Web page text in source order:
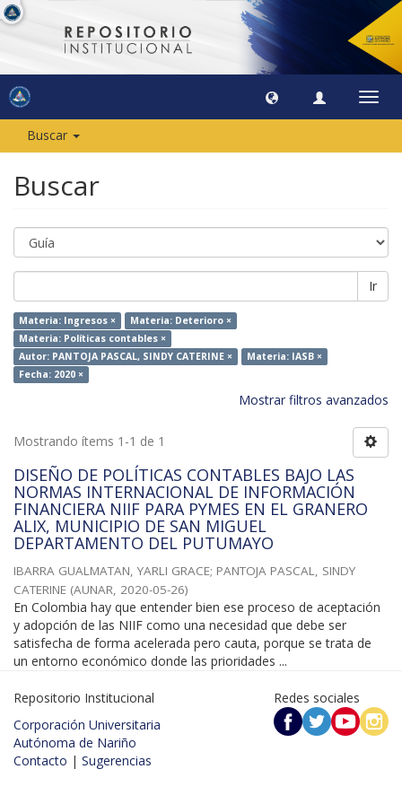
Buscar
Buscar
Ir
Materia: Ingresos ×
Materia: Deterioro ×
Materia: Políticas contables ×
Autor: PANTOJA PASCAL, SINDY CATERINE ×
Materia: IASB ×
Fecha: 2020 ×
Mostrar filtros avanzados
Mostrando ítems 1-1 de 1
DISEÑO DE POLÍTICAS CONTABLES BAJO LAS
NORMAS INTERNACIONAL DE INFORMACIÓN
FINANCIERA NIIF PARA PYMES EN EL GRANERO
ALIX, MUNICIPIO DE SAN MIGUEL
DEPARTAMENTO DEL PUTUMAYO
IBARRA GUALMATAN, YARLI GRACE; PANTOJA PASCAL, SINDY
CATERINE (AUNAR, 2020-05-26)
En Colombia hay que entender bien ese proceso de aceptación
y adopción de las NIIF como una necesidad que debe ser
satisfecha de forma acelerada pero cauta, porque se trata de
un entorno económico donde las prioridades ...
Repositorio Institucional
Corporación Universitaria
Autónoma de Nariño
Contacto | Sugerencias
Redes sociales